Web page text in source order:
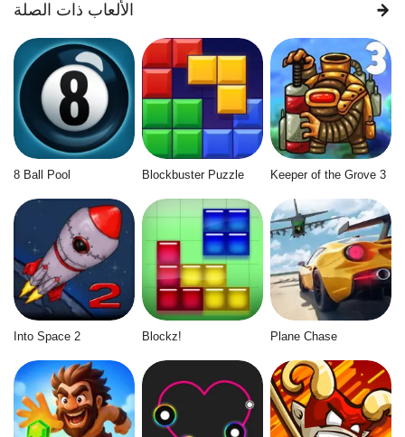
الألعاب ذات الصلة
8 Ball Pool Blockbuster Puzzle Keeper of the Grove 3
Into Space 2 Blockz! Plane Chase